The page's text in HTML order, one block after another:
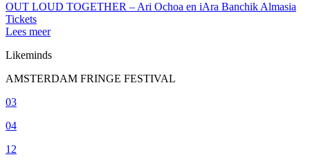
OUT LOUD TOGETHER – Ari Ochoa en iAra Banchik Almasia
Tickets
Lees meer
Likeminds
AMSTERDAM FRINGE FESTIVAL
03
04
12